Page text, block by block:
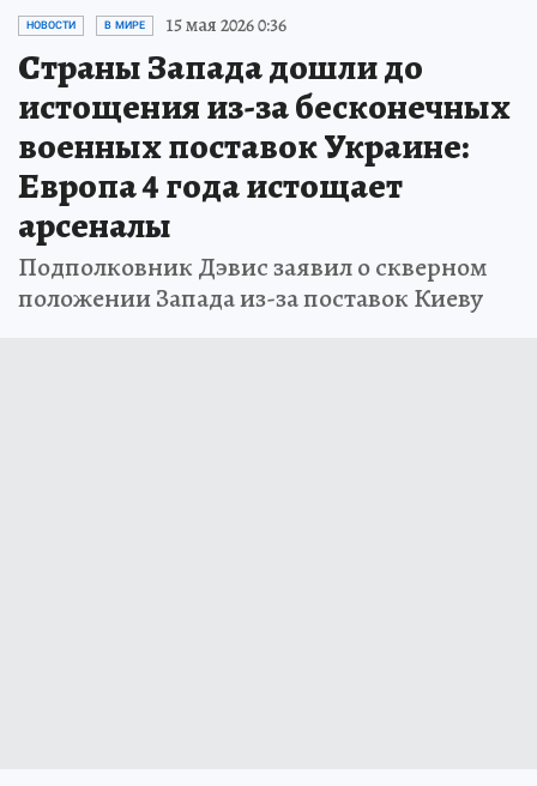
НОВОСТИ В МИРЕ 15 мая 2026 0:36
Страны Запада дошли до
истощения из-за бесконечных
военных поставок Украине:
Европа 4 года истощает
арсеналы
Подполковник Дэвис заявил о скверном
положении Запада из-за поставок Киеву